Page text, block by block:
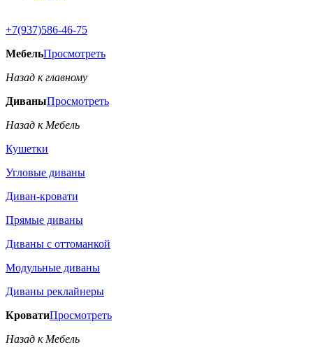
+7(937)586-46-75
МебельПросмотреть
Назад к главному
ДиваныПросмотреть
Назад к Мебель
Кушетки
Угловые диваны
Диван-кровати
Прямые диваны
Диваны с оттоманкой
Модульные диваны
Диваны реклайнеры
КроватиПросмотреть
Назад к Мебель